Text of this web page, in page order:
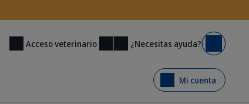
Acceso veterinario ¿Necesitas ayuda? Carrito
Mi cuenta